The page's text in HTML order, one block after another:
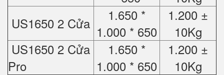
US1650 2 Cửa
1.650 *
1.000 * 650
1.200 ±
10Kg
US1650 2 Cửa
Pro
1.650 *
1.000 * 650
1.200 ±
10Kg